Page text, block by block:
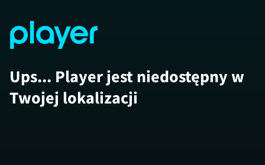
Ups... Player jest niedostępny w
Twojej lokalizacji